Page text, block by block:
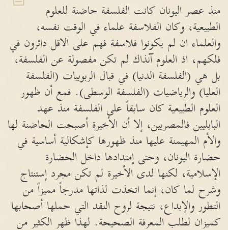
منذ عصر اليونان كانت الفلسفة حاضنة للعلوم
الطبيعية، وكان الفلاسفة علماء في الوقت نفسه،
والعلماء ان لم يكونوا فلاسفة فهم على الاقل دائرون في
فلكهم، اذ العلوم آنذاك لم تكن مفصولة عن الفلسفة،
بل هي (الفلسفة الدنيا) في قبال الربوبيات (الفلسفة
العليا) والرياضيات (الفلسفة الوسطى). فمع أن ظهور
العلوم الطبيعية كان سابقاً على الفلسفة منذ عهد
البابليين فالمصريين، إلا أن الأخيرة أصبحت الحاضنة لها
والأم المهيمنة عليها منذ ظهورها كإشكالية أساسية في
حضارة اليونان، وحتى إمتدادها داخل الحضارة
الإسلامية، لكنها لدى الأخيرة لم تكن مجرد إستنتاج
وشرح لما كان، إنما اتخذت لذاتها مدرجاً مميزاً من
التطور والإبداع، نتيجة لروح النقد التي حملها أصحابها
كميزان لطلب المعرفة الصحيحة. لهذا ظهر الكثير من